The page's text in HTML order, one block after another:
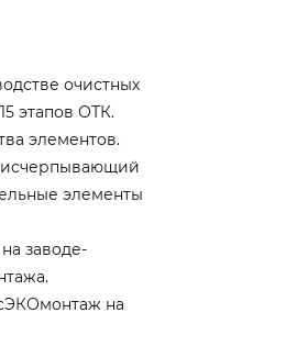
очистных
этапов ОТК.
элементов.
исчерпывающий
элементы
заводе-
на